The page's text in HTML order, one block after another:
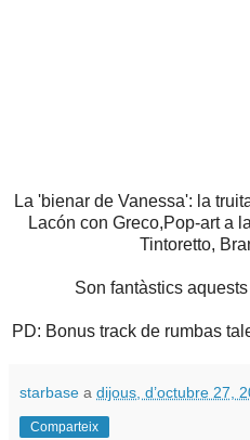
La 'bienar de Vanessa': la
Lacón con Greco,Pop-art a
Tintoretto,
Son fantàstics
PD: Bonus track de rumbas
starbase a dijous, d’octubre 27,
Comparteix